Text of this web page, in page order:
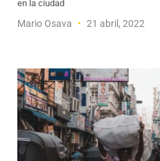
en la ciudad
Mario Osava 21 abril, 2022